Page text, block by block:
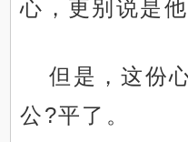
心，更别说是他
但是，这份
公?平了。